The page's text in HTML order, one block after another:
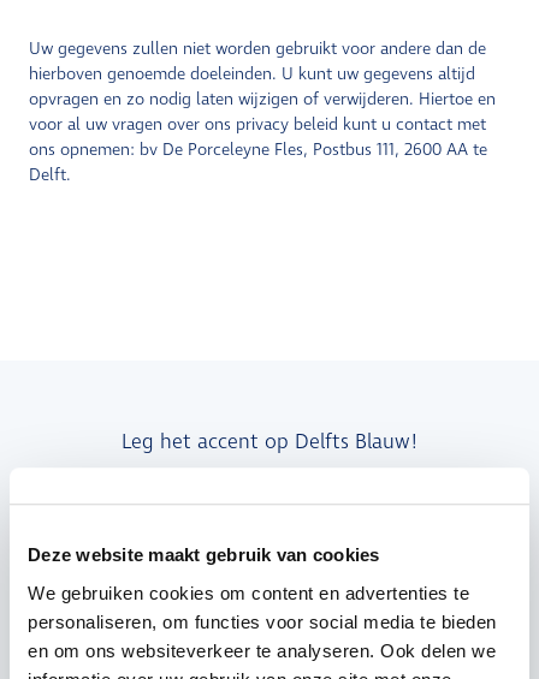
Deze website maakt gebruik van cookies
We gebruiken cookies om content en advertenties te
personaliseren, om functies voor social media te bieden
en om ons websiteverkeer te analyseren. Ook delen we
Uw gegevens zullen niet worden gebruikt voor andere dan de
hierboven genoemde doeleinden. U kunt uw gegevens altijd
opvragen en zo nodig laten wijzigen of verwijderen. Hiertoe en
voor al uw vragen over ons privacy beleid kunt u contact met
ons opnemen: bv De Porceleyne Fles, Postbus 111, 2600 AA te
Delft.
MELD JE AAN VOOR DE NIEUWSBRIEF
Leg het accent op Delfts Blauw!